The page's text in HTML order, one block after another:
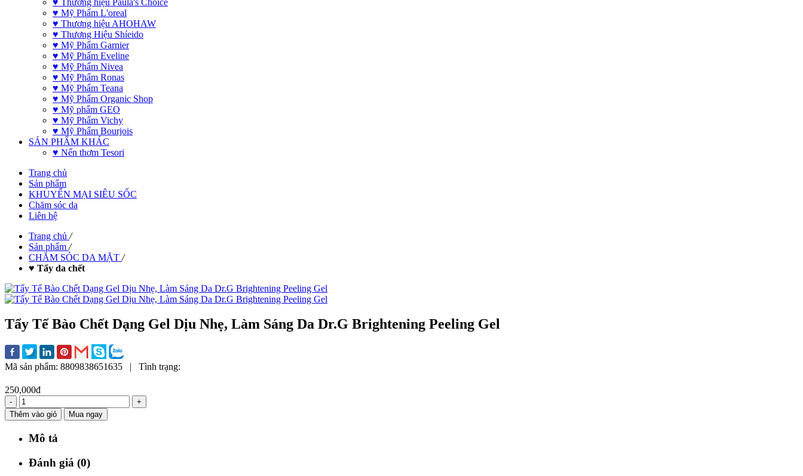
♥ Mỹ Phẩm L'oreal
♥ Thương hiệu AHOHAW
♥ Thương Hiệu Shíeido
♥ Mỹ Phẩm Garnier
♥ Mỹ Phẩm Eveline
♥ Mỹ Phẩm Nivea
♥ Mỹ Phẩm Ronas
♥ Mỹ Phẩm Teana
♥ Mỹ Phẩm Organic Shop
♥ Mỹ phẩm GEO
♥ Mỹ Phẩm Vichy
♥ Mỹ Phẩm Bourjois
SẢN PHẨM KHÁC
♥ Nến thơm Tesori
Trang chủ
Sản phẩm
KHUYẾN MẠI SIÊU SỐC
Chăm sóc da
Liên hệ
Trang chủ /
Sản phẩm /
CHĂM SÓC DA MẶT /
♥ Tẩy da chết
Tẩy Tế Bào Chết Dạng Gel Dịu Nhẹ, Làm Sáng Da Dr.G Brightening Peeling Gel
Mã sản phẩm: 8809838651635 | Tình trạng:
250,000đ
-
+
Thêm vào giỏ
Mua ngay
Mô tả
Đánh giá (0)